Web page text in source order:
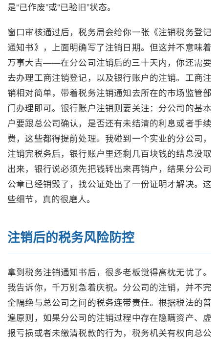
是“已作废”或“已验旧”状态。
窗口审核通过后，税务局会给你一张《注销税务登记
通知书》，上面明确写了注销日期。但这并不意味着
万事大吉——在分公司注销后的三十天内，你还需要
去办理工商注销登记，以及银行账户的注销。工商注
销相对简单，带着税务注销通知去所在的市场监管部
门办理即可。银行账户注销则要关注：分公司的基本
户要跟总公司确认，是否还有未结清的利息或者手续
费，这些都得提前处理。我碰到一个实业的分公司，
注销完税务后，银行账户里还剩几百块钱的结息没取
出来，银行说必须先把钱转出来再销户，结果分公司
公章已经销毁了，找公证处出了一份证明才解决。这
些细节，真的很磨人。
注销后的税务风险防控
拿到税务注销通知书后，很多老板觉得高枕无忧了。
我告诉你，千万别急着庆祝。分公司的注销，并不完
全隔绝与总公司之间的税务连带责任。根据税法的普
遍原则，如果分公司的注销过程中存在隐瞒资产、虚
报亏损或者未缴清税款的行为，税务机关有权向总公